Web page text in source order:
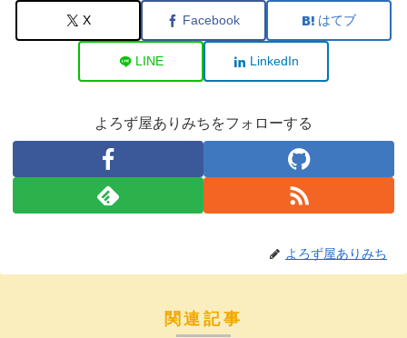
X Facebook はてブ
LINE LinkedIn
よろず屋ありみちをフォローする
よろず屋ありみち
関連記事